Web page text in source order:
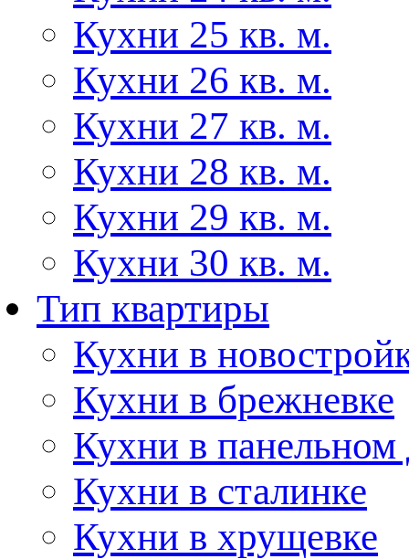
Кухни 25 кв. м.
Кухни 26 кв. м.
Кухни 27 кв. м.
Кухни 28 кв. м.
Кухни 29 кв. м.
Кухни 30 кв. м.
Тип квартиры
Кухни в
Кухни в брежневке
Кухни в панельном
Кухни в сталинке
Кухни в хрущевке